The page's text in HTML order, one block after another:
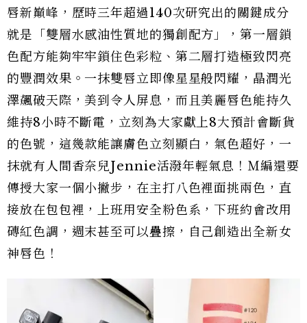
唇新巔峰，歷時三年超過140次研究出的關鍵成分
就是「雙層水感油性質地的獨創配方」，第一層鎖
色配方能夠牢牢鎖住色彩粒、第二層打造極致閃亮
的豐潤效果。一抹雙唇立即像星星般閃耀，晶潤光
澤飆破天際，美到令人屏息，而且美麗唇色能持久
維持8小時不斷電，立刻為大家獻上8大預計會斷貨
的色號，這幾款能讓膚色立刻顯白，氣色超好，一
抹就有人間香奈兒Jennie活潑年輕氣息！Ｍ編還要
傳授大家一個小撇步，在主打八色裡面挑兩色，直
接放在包包裡，上班用安全粉色系，下班約會改用
磚紅色調，週末甚至可以疊擦，自己創造出全新女
神唇色！